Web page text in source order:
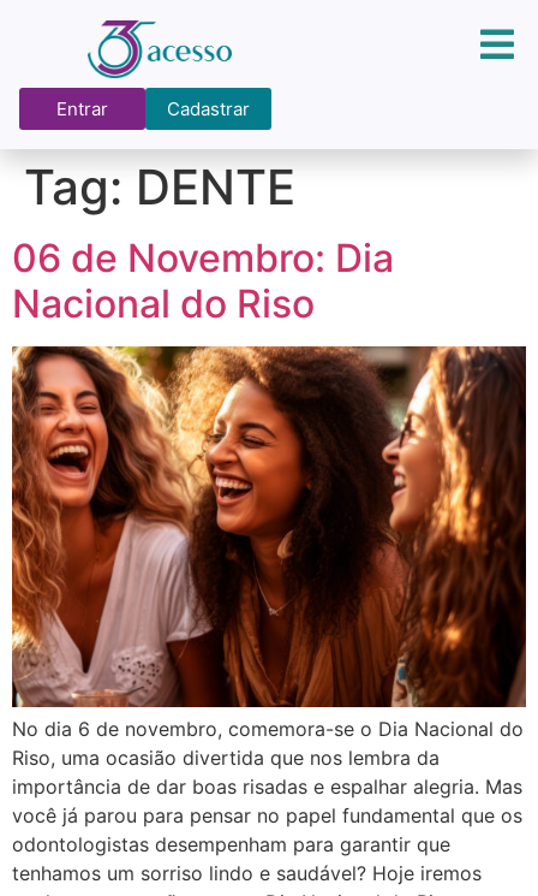
Entrar Cadastrar
Tag: DENTE
06 de Novembro: Dia
Nacional do Riso
No dia 6 de novembro, comemora-se o Dia Nacional do
Riso, uma ocasião divertida que nos lembra da
importância de dar boas risadas e espalhar alegria. Mas
você já parou para pensar no papel fundamental que os
odontologistas desempenham para garantir que
tenhamos um sorriso lindo e saudável? Hoje iremos